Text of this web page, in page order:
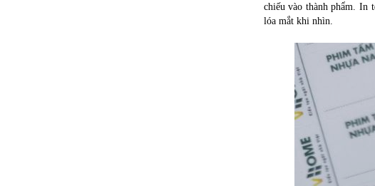
chiếu vào thành phẩm. In
lóa mắt khi nhìn.